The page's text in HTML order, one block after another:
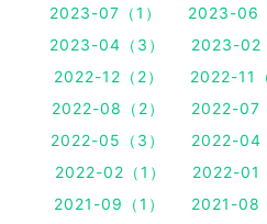
2023-07（1）
2023-06
2023-04（3）
2023-02
2022-12（2）
2022-11
2022-08（2）
2022-07
2022-05（3）
2022-04
2022-02（1）
2022-01
2021-09（1）
2021-08